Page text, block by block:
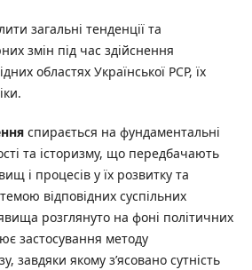
загальні тенденції та
змін під час здійснення
областях Української РСР, їх
спирається на фундаментальні
та історизму, що передбачають
і процесів у їх розвитку та
відповідних суспільних
розглянуто на фоні політичних
застосування методу
завдяки якому з’ясовано сутність